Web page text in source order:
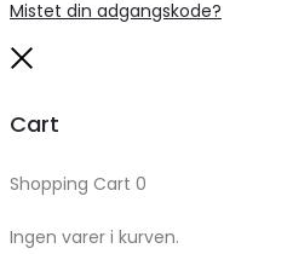
Mistet din adgangskode?
Cart
Shopping Cart 0
Ingen varer i kurven.